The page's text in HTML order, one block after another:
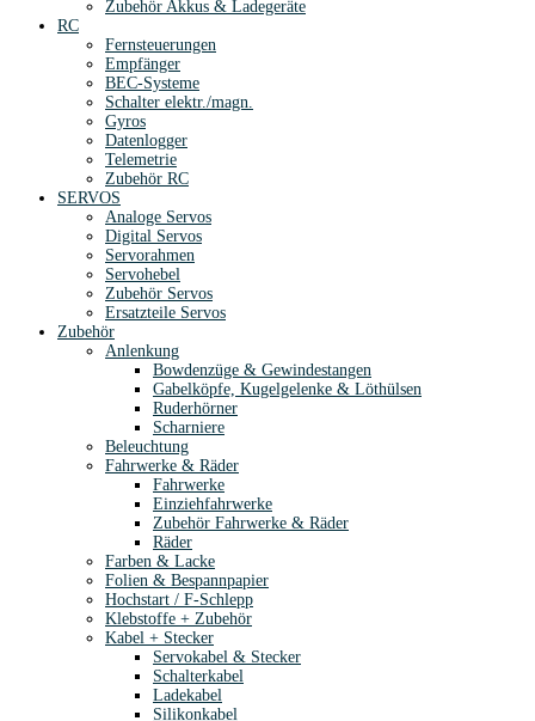
Zubehör Akkus & Ladegeräte
RC
Fernsteuerungen
Empfänger
BEC-Systeme
Schalter elektr./magn.
Gyros
Datenlogger
Telemetrie
Zubehör RC
SERVOS
Analoge Servos
Digital Servos
Servorahmen
Servohebel
Zubehör Servos
Ersatzteile Servos
Zubehör
Anlenkung
Bowdenzüge & Gewindestangen
Gabelköpfe, Kugelgelenke & Löthülsen
Ruderhörner
Scharniere
Beleuchtung
Fahrwerke & Räder
Fahrwerke
Einziehfahrwerke
Zubehör Fahrwerke & Räder
Räder
Farben & Lacke
Folien & Bespannpapier
Hochstart / F-Schlepp
Klebstoffe + Zubehör
Kabel + Stecker
Servokabel & Stecker
Schalterkabel
Ladekabel
Silikonkabel